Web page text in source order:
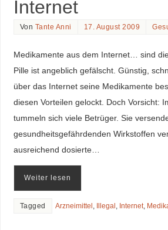
Internet
Von Tante Anni 17. August 2009
Medikamente aus dem Internet… sind
Pille ist angeblich gefälscht. Günstig,
über das Internet seine Medikamente
diesen Vorteilen gelockt. Doch Vorsicht:
tummeln sich viele Betrüger. Sie
gesundheitsgefährdenden Wirkstoffen
ausreichend dosierte…
Weiter lesen
Tagged Arzneimittel Illegal Internet,